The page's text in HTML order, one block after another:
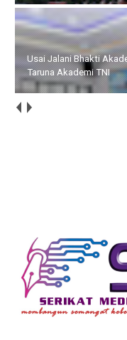
HUT ke-14 IWO, Bupati
Berdampak bagi